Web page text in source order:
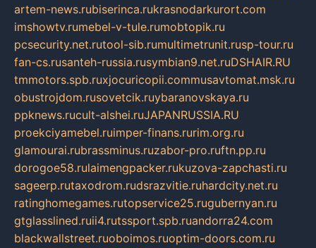
artem-news.rubiserinca.rukrasnodarkurort.com
imshowtv.rumebel-v-tule.rumobtopik.ru
pcsecurity.net.rutool-sib.rumultimetrunit.rusp-tour.ru
fan-cs.rusanteh-russia.rusymbian9.net.ruDSHAIR.RU
tmmotors.spb.ruxjocuricopii.commusavtomat.msk.ru
obustrojdom.rusovetcik.ruybaranovskaya.ru
ppknews.rucult-alshei.ruJAPANRUSSIA.RU
proekciyamebel.ruimper-finans.rurim.org.ru
glamourai.rubrassminus.ruzabor-pro.ruftn.pp.ru
dorogoe58.rulaimengpacker.rukuzova-zapchasti.ru
sageerp.rutaxodrom.rudsrazvitie.ruhardcity.net.ru
ratinghomegames.rutopservice25.rugubernyan.ru
gtglasslined.ruii4.rutssport.spb.ruandorra24.com
blackwallstreet.ruoboimos.ruoptim-doors.com.ru